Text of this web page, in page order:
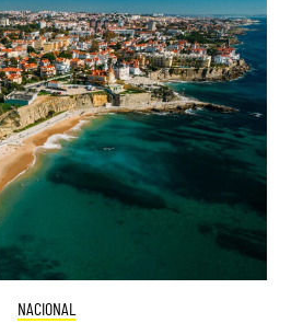
NACIONAL